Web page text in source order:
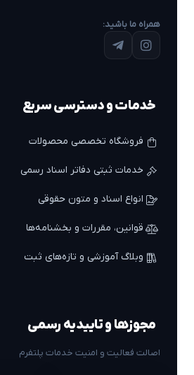
همراه ما باشید:
خدمات و دسترسی سریع
فروشگاه تخصصی محصولات
خدمات ثبتی دفاتر اسناد رسمی
انواع اسناد و متون حقوقی
قوانین، مقررات و بخشنامه‌ها
وبلاگ آموزشی و تازه‌های ثبت
مجوزها و تاییدیه رسمی
اصالت فعالیت و امنیت خدمات پلتفرم